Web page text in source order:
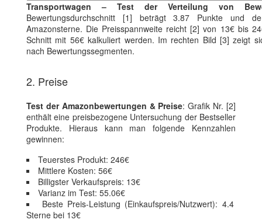
Transportwagen – Test der Verteilung von
Bewertungsdurchschnitt [1] beträgt 3.87 Punkte und
Amazonsterne. Die Preisspannweite reicht [2] von 13€ bis
Schnitt mit 56€ kalkuliert werden. Im rechten Bild [3] zeigt
nach Bewertungssegmenten.
2. Preise
Test der Amazonbewertungen & Preise: Grafik Nr. [2]
enthält eine preisbezogene Untersuchung der Bestseller
Produkte. Hieraus kann man folgende Kennzahlen
gewinnen:
Teuerstes Produkt: 246€
Mittlere Kosten: 56€
Billigster Verkaufspreis: 13€
Varianz im Test: 55.06€
Beste Preis-Leistung (Einkaufspreis/Nutzwert): 4.4
Sterne bei 13€